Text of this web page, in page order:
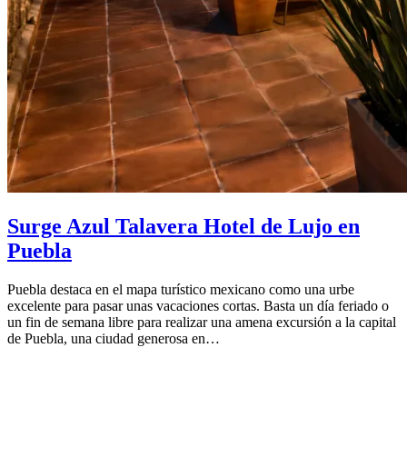
Surge Azul Talavera Hotel de Lujo en
Puebla
Puebla destaca en el mapa turístico mexicano como una urbe
excelente para pasar unas vacaciones cortas. Basta un día feriado o
un fin de semana libre para realizar una amena excursión a la capital
de Puebla, una ciudad generosa en…